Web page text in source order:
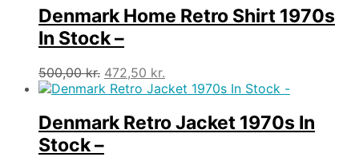
350,00 kr..192,42 kr..
Denmark Home Retro Shirt 1970s
In Stock –
500,00kr. Den
oprindelige
var:
500,00 kr..
472,50 kr.
aktuelle
er:
472,50 kr..
Denmark Retro Jacket 1970s In
Stock –